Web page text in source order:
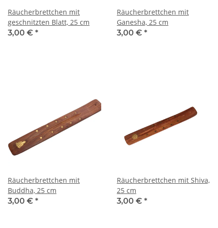
Räucherbrettchen mit
geschnitzten Blatt, 25 cm
3,00 € *
Räucherbrettchen mit
Ganesha, 25 cm
3,00 € *
Räucherbrettchen mit
Buddha, 25 cm
3,00 € *
Räucherbrettchen mit Shiva,
25 cm
3,00 € *